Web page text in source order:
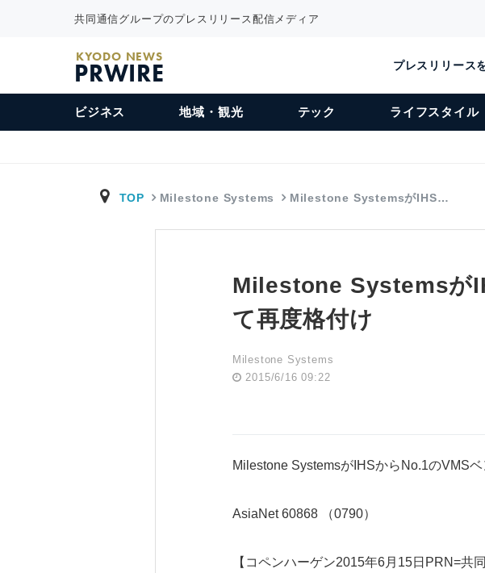
共同通信グループのプレスリリース配信メディア
KYODO NEWS
PRWIRE プレスリリース
ビジネス 地域・観光 テック ライフスタイル
TOP Milestone Systems Milestone SystemsがIHS…
Milestone Systemsが
て再度格付け
Milestone Systems
2015/6/16 09:22
Milestone SystemsがIHSからNo.1のVMS
AsiaNet 60868 （0790）
【コペンハーゲン2015年6月15日PRN=共